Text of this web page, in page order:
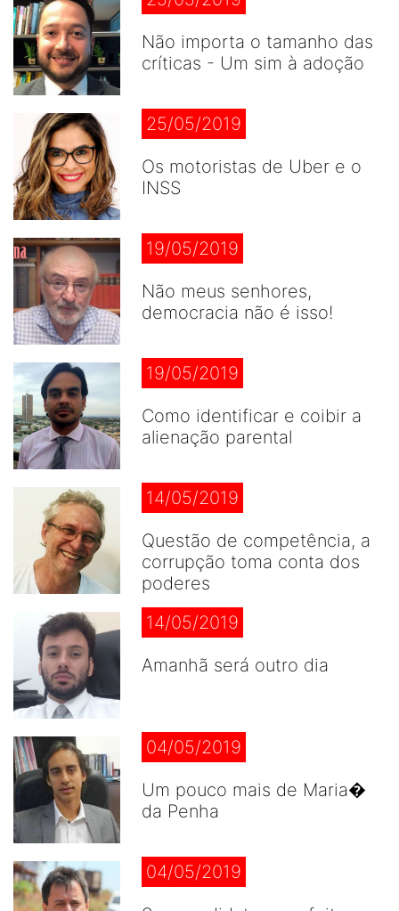
Não importa o tamanho das
críticas - Um sim à adoção
25/05/2019
Os motoristas de Uber e o
INSS
19/05/2019
Não meus senhores,
democracia não é isso!
19/05/2019
Como identificar e coibir a
alienação parental
14/05/2019
Questão de competência, a
corrupção toma conta dos
poderes
14/05/2019
Amanhã será outro dia
04/05/2019
Um pouco mais de Maria�
da Penha
04/05/2019